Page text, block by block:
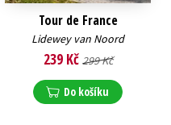
Tour de France
Lidewey van Noord
239 Kč 299 Kč
Do košíku